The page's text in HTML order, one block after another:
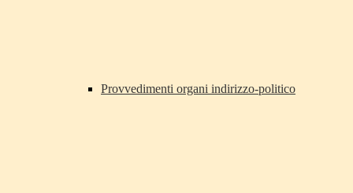
Provvedimenti organi indirizzo-politico